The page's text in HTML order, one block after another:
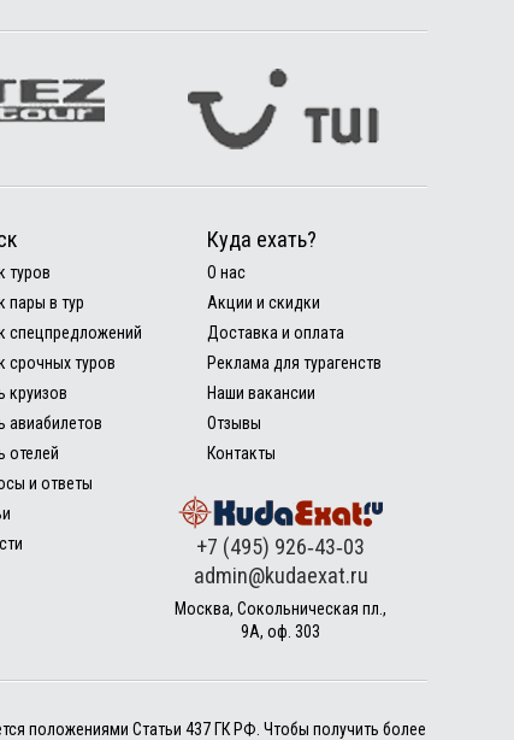
туров
пары в тур
спецпредложений
срочных туров
круизов
авиабилетов
отелей
и ответы
Куда ехать?
О нас
Акции и скидки
Доставка и оплата
Реклама для турагенств
Наши вакансии
Отзывы
Контакты
+7 (495) 926‑43‑03
admin@kudaexat.ru
Москва, Сокольническая пл.,
9А, оф. 303
положениями Статьи 437 ГК РФ. Чтобы получить более